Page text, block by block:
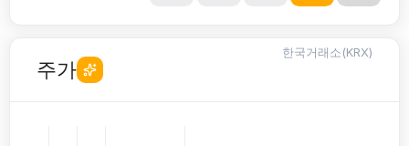
주가
한국거래소(KRX)